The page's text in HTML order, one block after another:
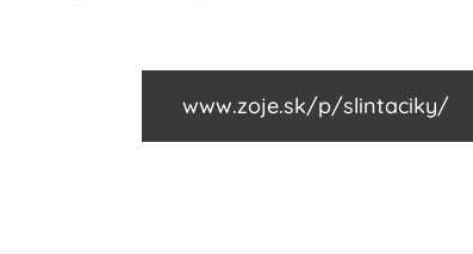
www.zoje.sk/p/slintaciky/